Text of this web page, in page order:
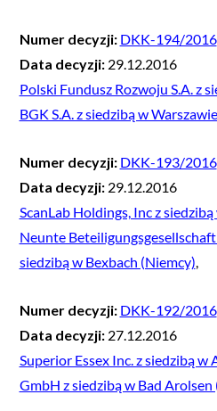
Numer decyzji: DKK-194/2016
Data decyzji: 29.12.2016
Polski Fundusz Rozwoju S.A. z
BGK S.A. z siedzibą w Warszawie
Numer decyzji: DKK-193/2016
Data decyzji: 29.12.2016
ScanLab Holdings, Inc z
Neunte
siedzibą w Bexbach (Niemcy),
Numer decyzji: DKK-192/2016
Data decyzji: 27.12.2016
Superior Essex Inc. z siedzibą w
GmbH z siedzibą w Bad Arolsen